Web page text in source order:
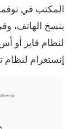
إنستغرام لنظام